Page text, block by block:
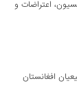
اعتراضات و
افغانستان